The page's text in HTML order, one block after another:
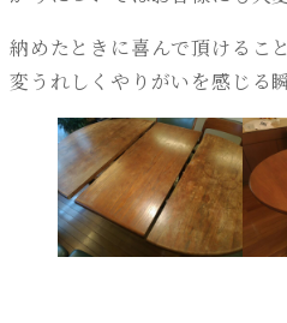
納めたときに喜んで頂けるこ
変うれしくやりがいを感じる